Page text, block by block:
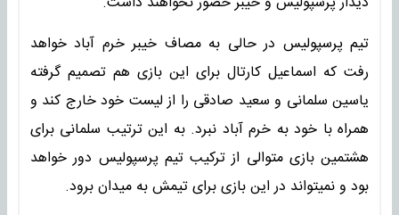
تیم پرسپولیس در حالی به مصاف خیبر خرم آباد خواهد
رفت که اسماعیل کارتال برای این بازی هم تصمیم گرفته
یاسین سلمانی و سعید صادقی را از لیست خود خارج کند و
همراه با خود به خرم آباد نبرد. به این ترتیب سلمانی برای
هشتمین بازی متوالی از ترکیب تیم پرسپولیس دور خواهد
بود و نمیتواند در این بازی برای تیمش به میدان برود.